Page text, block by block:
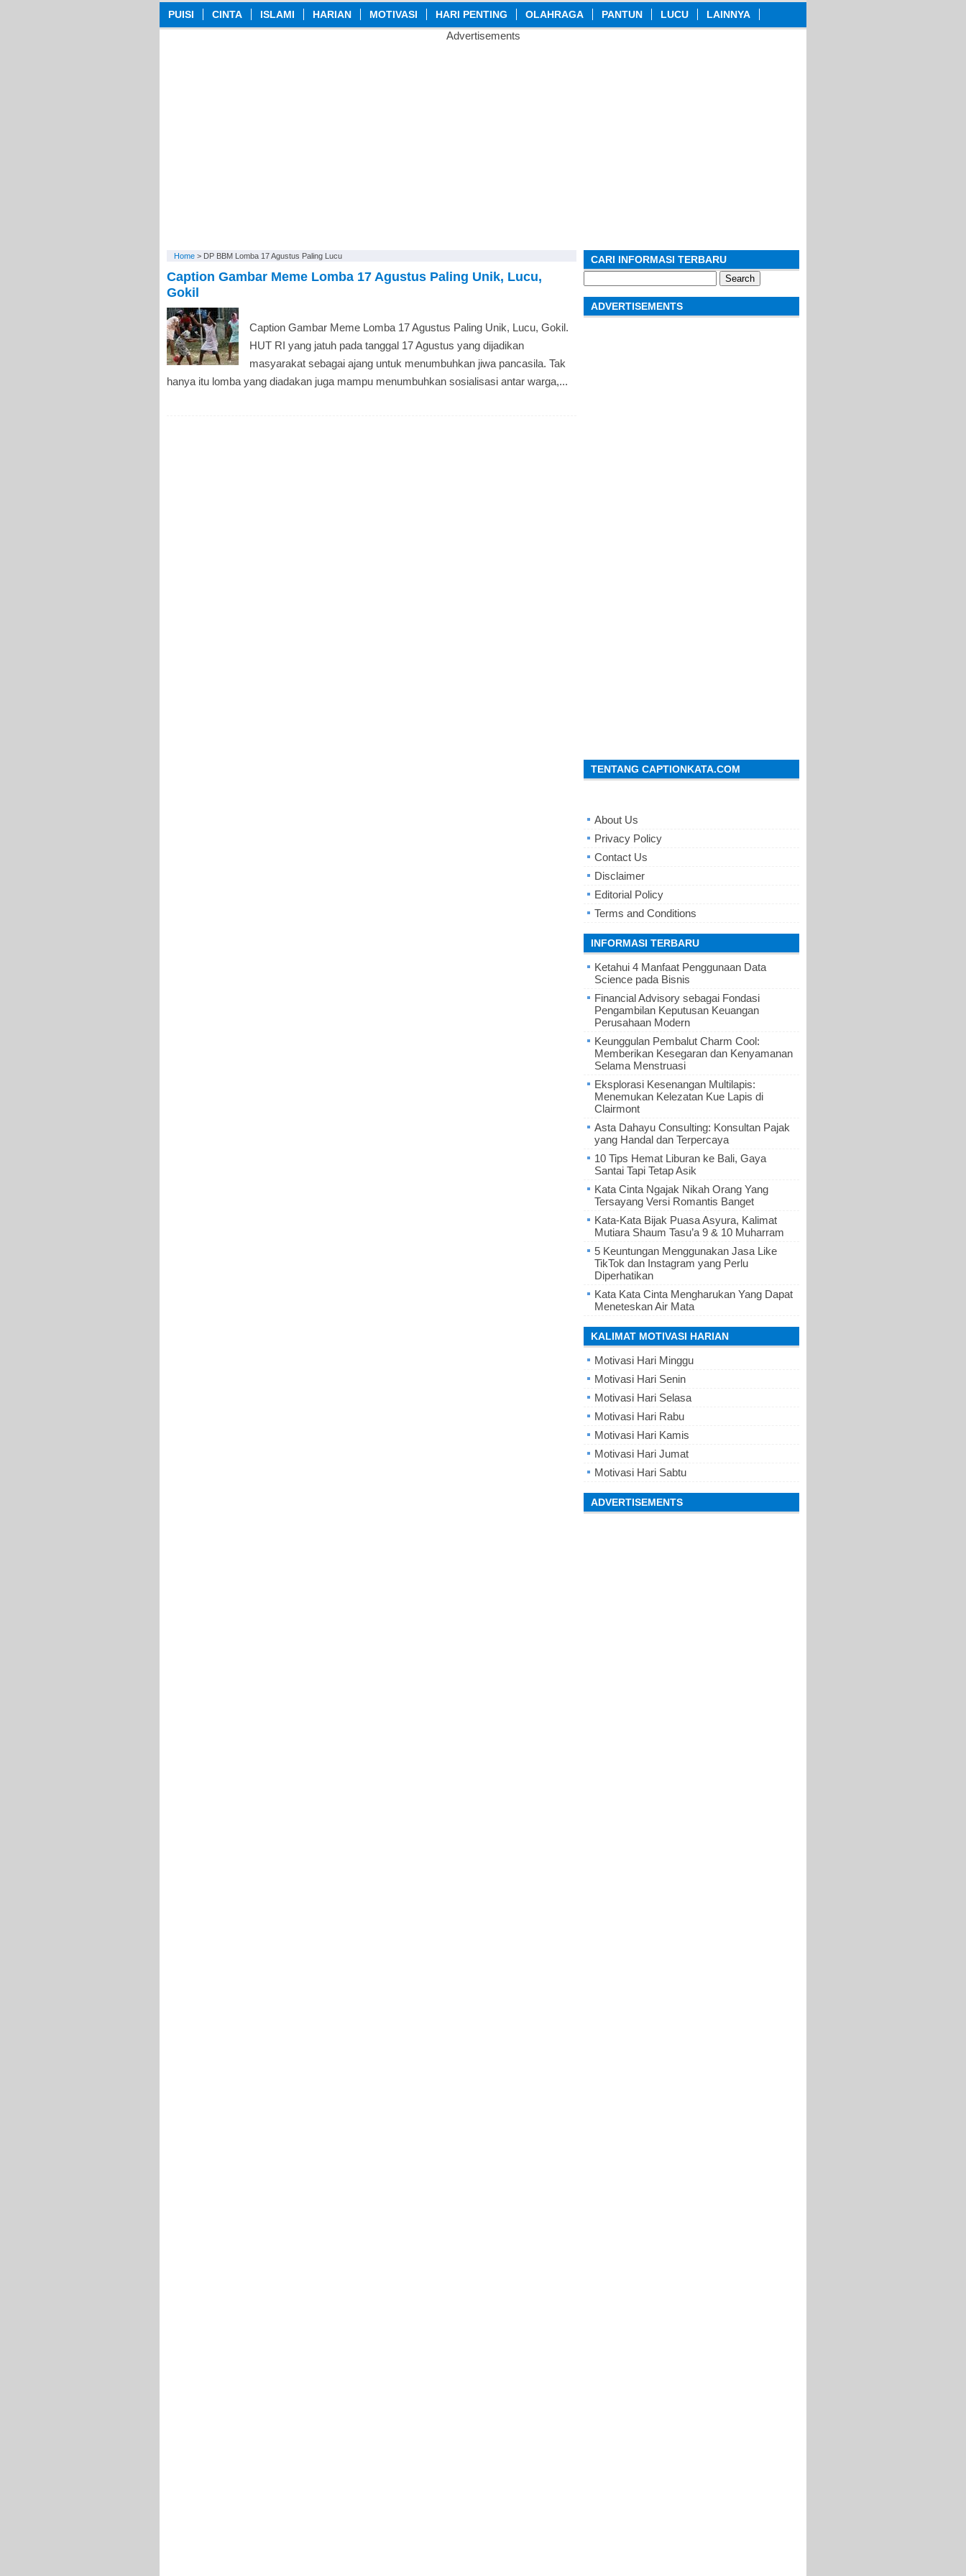
PUISI CINTA ISLAMI HARIAN MOTIVASI HARI PENTING OLAHRAGA PANTUN LUCU LAINNYA
Advertisements
Home > DP BBM Lomba 17 Agustus Paling Lucu
Caption Gambar Meme Lomba 17 Agustus Paling Unik, Lucu,
Gokil
Caption Gambar Meme Lomba 17 Agustus Paling Unik, Lucu, Gokil.
HUT RI yang jatuh pada tanggal 17 Agustus yang dijadikan
masyarakat sebagai ajang untuk menumbuhkan jiwa pancasila. Tak
hanya itu lomba yang diadakan juga mampu menumbuhkan sosialisasi antar warga,...
CARI INFORMASI TERBARU
for:
ADVERTISEMENTS
TENTANG CAPTIONKATA.COM
About Us
Privacy Policy
Contact Us
Disclaimer
Editorial Policy
Terms and Conditions
INFORMASI TERBARU
Ketahui 4 Manfaat Penggunaan Data
Science pada Bisnis
Financial Advisory sebagai Fondasi
Pengambilan Keputusan Keuangan
Perusahaan Modern
Keunggulan Pembalut Charm Cool:
Memberikan Kesegaran dan Kenyamanan
Selama Menstruasi
Eksplorasi Kesenangan Multilapis:
Menemukan Kelezatan Kue Lapis di
Clairmont
Asta Dahayu Consulting: Konsultan Pajak
yang Handal dan Terpercaya
10 Tips Hemat Liburan ke Bali, Gaya
Santai Tapi Tetap Asik
Kata Cinta Ngajak Nikah Orang Yang
Tersayang Versi Romantis Banget
Kata-Kata Bijak Puasa Asyura, Kalimat
Mutiara Shaum Tasu’a 9 & 10 Muharram
5 Keuntungan Menggunakan Jasa Like
TikTok dan Instagram yang Perlu
Diperhatikan
Kata Kata Cinta Mengharukan Yang Dapat
Meneteskan Air Mata
KALIMAT MOTIVASI HARIAN
Motivasi Hari Minggu
Motivasi Hari Senin
Motivasi Hari Selasa
Motivasi Hari Rabu
Motivasi Hari Kamis
Motivasi Hari Jumat
Motivasi Hari Sabtu
ADVERTISEMENTS